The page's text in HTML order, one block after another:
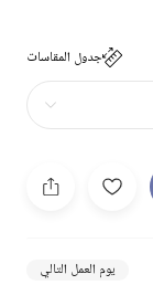
جدول المقاسات
يوم العمل التالي